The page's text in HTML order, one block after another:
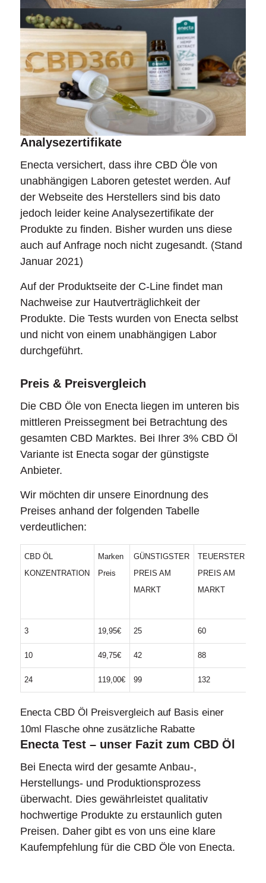
Analysezertifikate
Enecta versichert, dass ihre CBD Öle von
unabhängigen Laboren getestet werden. Auf
der Webseite des Herstellers sind bis dato
jedoch leider keine Analysezertifikate der
Produkte zu finden. Bisher wurden uns diese
auch auf Anfrage noch nicht zugesandt. (Stand
Januar 2021)
Auf der Produktseite der C-Line findet man
Nachweise zur Hautverträglichkeit der
Produkte. Die Tests wurden von Enecta selbst
und nicht von einem unabhängigen Labor
durchgeführt.
Preis & Preisvergleich
Die CBD Öle von Enecta liegen im unteren bis
mittleren Preissegment bei Betrachtung des
gesamten CBD Marktes. Bei Ihrer 3% CBD Öl
Variante ist Enecta sogar der günstigste
Anbieter.
Wir möchten dir unsere Einordnung des
Preises anhand der folgenden Tabelle
verdeutlichen:
CBD ÖL
KONZENTRATION
Marken
Preis
GÜNSTIGSTER
PREIS AM
MARKT
TEUERSTER
PREIS AM
MARKT
3 19,95€ 25 60
10 49,75€ 42 88
24 119,00€ 99 132
Enecta CBD Öl Preisvergleich auf Basis einer
10ml Flasche ohne zusätzliche Rabatte
Enecta Test – unser Fazit zum CBD Öl
Bei Enecta wird der gesamte Anbau-,
Herstellungs- und Produktionsprozess
überwacht. Dies gewährleistet qualitativ
hochwertige Produkte zu erstaunlich guten
Preisen. Daher gibt es von uns eine klare
Kaufempfehlung für die CBD Öle von Enecta.